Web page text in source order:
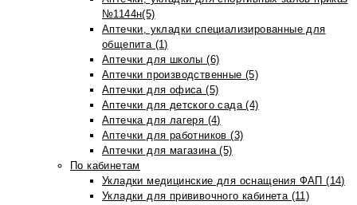
№1144н(5)
Аптечки, укладки специализированные для
общепита (1)
Аптечки для школы (6)
Аптечки производственные (5)
Аптечки для офиса (5)
Аптечки для детского сада (4)
Аптечка для лагеря (4)
Аптечки для работников (3)
Аптечки для магазина (5)
По кабинетам
Укладки медицинские для оснащения ФАП (14)
Укладки для прививочного кабинета (11)